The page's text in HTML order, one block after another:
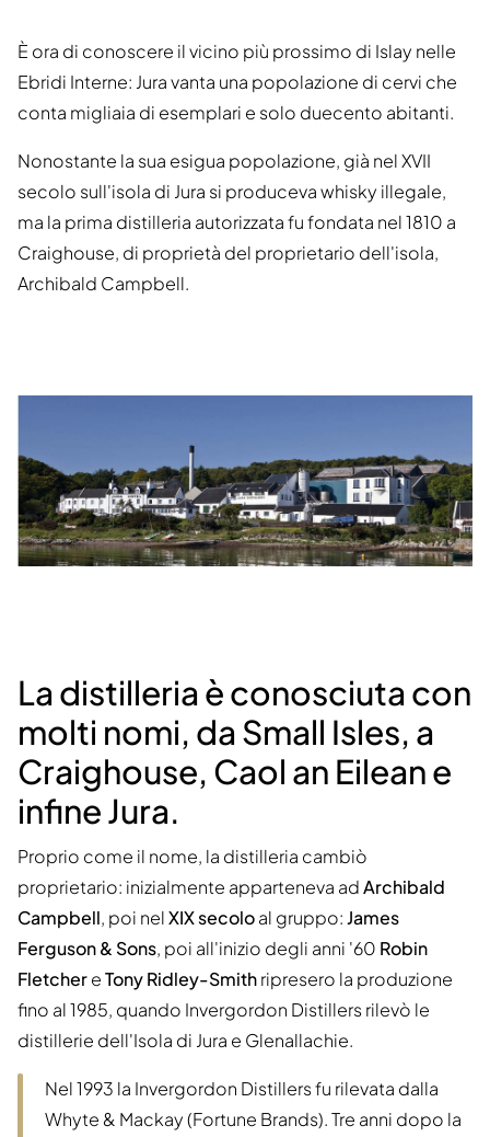
È ora di conoscere il vicino più prossimo di Islay nelle
Ebridi Interne: Jura vanta una popolazione di cervi che
conta migliaia di esemplari e solo duecento abitanti.
Nonostante la sua esigua popolazione, già nel XVII
secolo sull'isola di Jura si produceva whisky illegale,
ma la prima distilleria autorizzata fu fondata nel 1810 a
Craighouse, di proprietà del proprietario dell'isola,
Archibald Campbell.
La distilleria è conosciuta con
molti nomi, da Small Isles, a
Craighouse, Caol an Eilean e
infine Jura.
Proprio come il nome, la distilleria cambiò
proprietario: inizialmente apparteneva adArchibald
Campbell, poi nelXIX secoloal gruppo:James
Ferguson & Sons, poi all'inizio degli anni '60 Robin
FletchereTony Ridley-Smithripresero la produzione
fino al 1985, quando Invergordon Distillers rilevò le
distillerie dell'Isola di Jura e Glenallachie.
Nel 1993 la Invergordon Distillers fu rilevata dalla
Whyte & Mackay (Fortune Brands). Tre anni dopo la